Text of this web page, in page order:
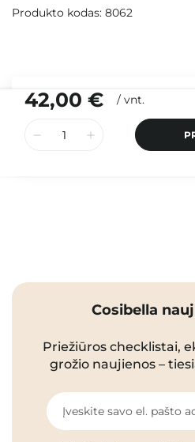
42,00 € / vnt.
Produkto kodas: 8062
Cosibella
Priežiūros checklistai,
grožio naujienos –
Įveskite savo el. pašto